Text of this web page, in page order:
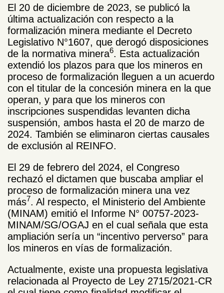
El 20 de diciembre de 2023, se publicó la
última actualización con respecto a la
formalización minera mediante el Decreto
Legislativo N°1607, que derogó disposiciones
de la normativa minera6. Esta actualización
extendió los plazos para que los mineros en
proceso de formalización lleguen a un acuerdo
con el titular de la concesión minera en la que
operan, y para que los mineros con
inscripciones suspendidas levanten dicha
suspensión, ambos hasta el 20 de marzo de
2024. También se eliminaron ciertas causales
de exclusión al REINFO.
El 29 de febrero del 2024, el Congreso
rechazó el dictamen que buscaba ampliar el
proceso de formalización minera una vez
más7. Al respecto, el Ministerio del Ambiente
(MINAM) emitió el Informe N° 00757-2023-
MINAM/SG/OGAJ en el cual señala que esta
ampliación sería un “incentivo perverso” para
los mineros en vías de formalización.
Actualmente, existe una propuesta legislativa
relacionada al Proyecto de Ley 2715/2021-CR